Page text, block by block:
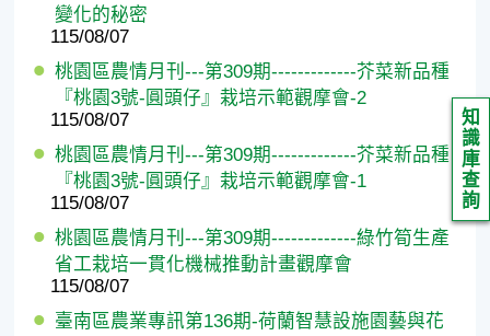
知
識
庫
查
詢
變化的秘密
115/08/07
桃園區農情月刊---第309期-------------芥菜新品種
『桃園3號-圓頭仔』栽培示範觀摩會-2
115/08/07
桃園區農情月刊---第309期-------------芥菜新品種
『桃園3號-圓頭仔』栽培示範觀摩會-1
115/08/07
桃園區農情月刊---第309期-------------綠竹筍生產
省工栽培一貫化機械推動計畫觀摩會
115/08/07
臺南區農業專訊第136期-荷蘭智慧設施園藝與花